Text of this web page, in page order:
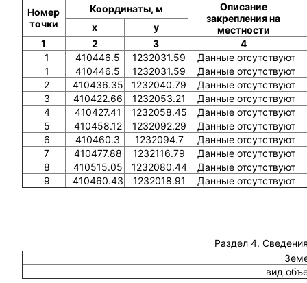
Номер
точки
Координаты, м
Описание
закрепления на
местности
x
y
1
2 3
4
1
410446.5 1232031.59
Данные отсутствуют
1
410446.5 1232031.59
Данные отсутствуют
2
410436.35 1232040.79
Данные отсутствуют
3
410422.66 1232053.21
Данные отсутствуют
4
410427.41 1232058.45
Данные отсутствуют
5
410458.12 1232092.29
Данные отсутствуют
6
410460.3 1232094.7
Данные отсутствуют
7
410477.88 1232116.79
Данные отсутствуют
8
410515.05 1232080.44
Данные отсутствуют
9
410460.43 1232018.91 Данные отсутствуют
Раздел 4.
вид